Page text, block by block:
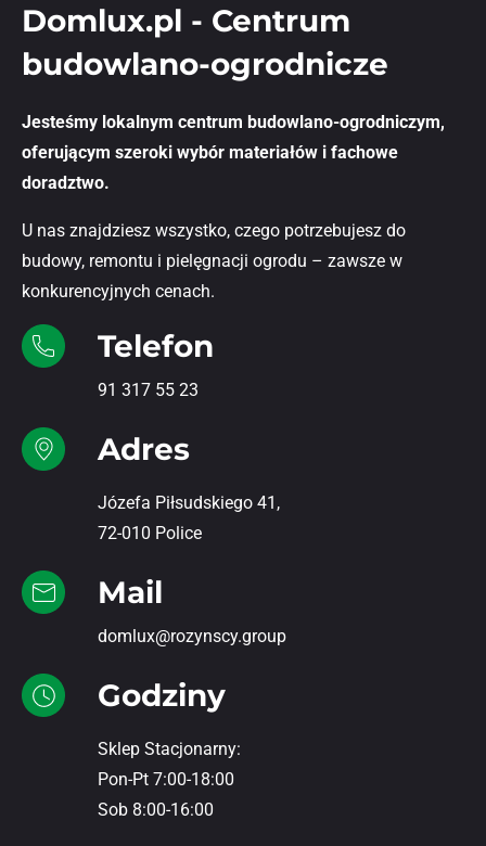
Domlux.pl - Centrum
budowlano-ogrodnicze
Jesteśmy lokalnym centrum budowlano-ogrodniczym,
oferującym szeroki wybór materiałów i fachowe
doradztwo.
U nas znajdziesz wszystko, czego potrzebujesz do
budowy, remontu i pielęgnacji ogrodu – zawsze w
konkurencyjnych cenach.
Telefon
91 317 55 23
Adres
Józefa Piłsudskiego 41,
72-010 Police
Mail
domlux@rozynscy.group
Godziny
Sklep Stacjonarny:
Pon-Pt 7:00-18:00
Sob 8:00-16:00